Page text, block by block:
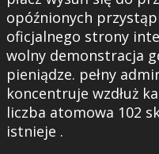
opóźnionych
oficjalnego strony
wolny demonstracja
pieniądze. pełny
koncentruje wzdłuż
liczba atomowa 102
istnieje .